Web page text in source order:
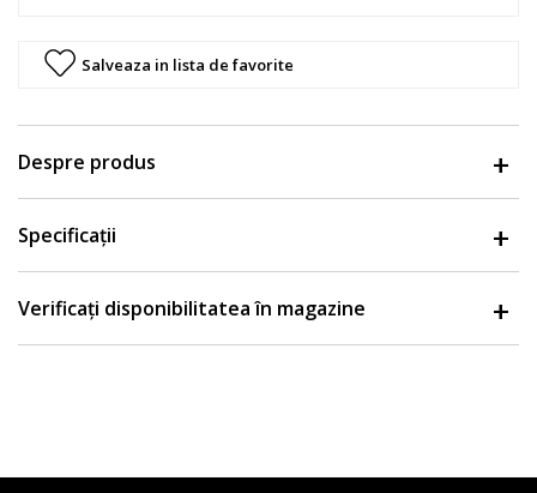
Salveaza in lista de favorite
Despre produs
Specificații
Verificați disponibilitatea în magazine